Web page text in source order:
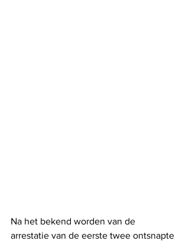
Na het bekend worden van de
arrestatie van de eerste twee ontsnapte